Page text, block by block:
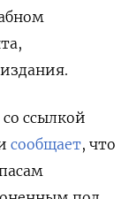
ссылкой
сообщает, что